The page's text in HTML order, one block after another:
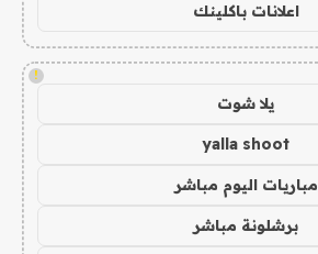
اعلانات باكلينك
!
يلا شوت
yalla shoot
مباريات اليوم مباشر
برشلونة مباشر